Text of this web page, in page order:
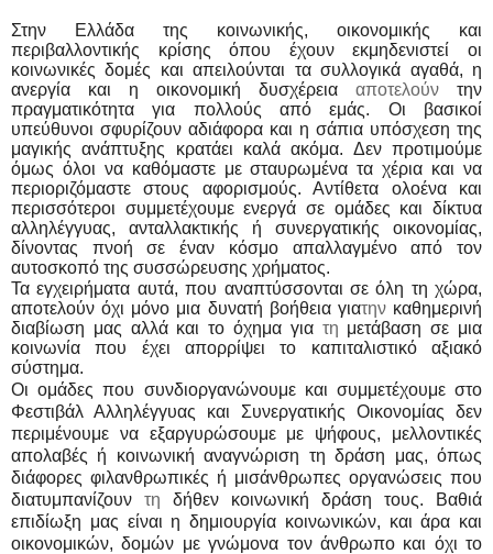
Στην Ελλάδα της κοινωνικής, οικονομικής και
περιβαλλοντικής κρίσης όπου έχουν εκμηδενιστεί οι
κοινωνικές δομές και απειλούνται τα συλλογικά αγαθά, η
ανεργία και η οικονομική δυσχέρεια
αποτελούν
την
πραγματικότητα για πολλούς από εμάς. Οι βασικοί
υπεύθυνοι σφυρίζουν αδιάφορα και η σάπια υπόσχεση της
μαγικής ανάπτυξης κρατάει καλά ακόμα. Δεν προτιμούμε
όμως όλοι να καθόμαστε με σταυρωμένα τα χέρια και να
περιοριζόμαστε στους αφορισμούς. Αντίθετα ολοένα και
περισσότεροι συμμετέχουμε ενεργά σε ομάδες και δίκτυα
αλληλέγγυας, ανταλλακτικής ή συνεργατικής οικονομίας,
δίνοντας πνοή σε έναν κόσμο απαλλαγμένο από τον
αυτοσκοπό της συσσώρευσης χρήματος.
Τα εγχειρήματα αυτά, που αναπτύσσονται σε όλη τη χώρα,
αποτελούν όχι μόνο μια δυνατή βοήθεια γιατην καθημερινή
διαβίωση μας αλλά και το όχημα για τη μετάβαση σε μια
κοινωνία που έχει απορρίψει το καπιταλιστικό αξιακό
σύστημα.
Οι ομάδες που συνδιοργανώνουμε και συμμετέχουμε στο
Φεστιβάλ Αλληλέγγυας και Συνεργατικής Οικονομίας δεν
περιμένουμε να εξαργυρώσουμε με ψήφους, μελλοντικές
απολαβές ή κοινωνική αναγνώριση τη δράση μας, όπως
διάφορες φιλανθρωπικές ή μισάνθρωπες οργανώσεις που
διατυμπανίζουν
τη
δήθεν κοινωνική δράση τους. Βαθιά
επιδίωξη μας είναι η δημιουργία κοινωνικών, και άρα και
οικονομικών, δομών με γνώμονα τον άνθρωπο και όχι το